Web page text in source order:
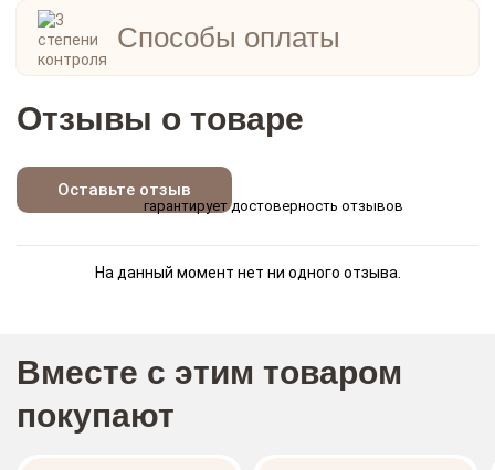
Способы оплаты
Отзывы о товаре
Оставьте отзыв
гарантирует достоверность отзывов
На данный момент нет ни одного отзыва.
Вместе с этим товаром
покупают